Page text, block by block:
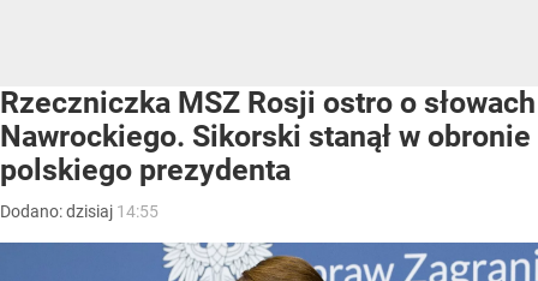
Rzeczniczka MSZ Rosji ostro o słowach
Nawrockiego. Sikorski stanął w obronie
polskiego prezydenta
Dodano:dzisiaj 14:55